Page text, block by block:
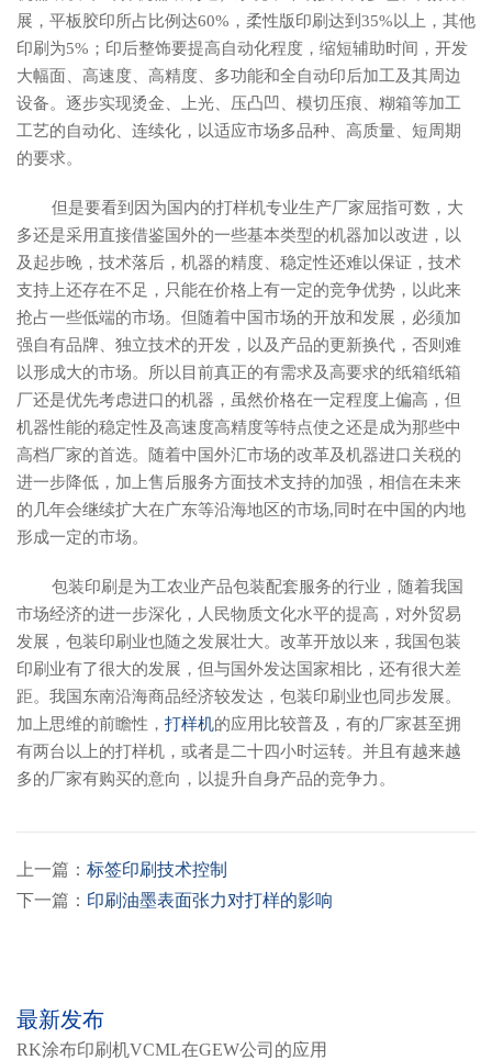
展，平板胶印所占比例达60%，柔性版印刷达到35%以上，其他
印刷为5%；印后整饰要提高自动化程度，缩短辅助时间，开发
大幅面、高速度、高精度、多功能和全自动印后加工及其周边
设备。逐步实现烫金、上光、压凸凹、模切压痕、糊箱等加工
工艺的自动化、连续化，以适应市场多品种、高质量、短周期
的要求。
但是要看到因为国内的打样机专业生产厂家屈指可数，大
多还是采用直接借鉴国外的一些基本类型的机器加以改进，以
及起步晚，技术落后，机器的精度、稳定性还难以保证，技术
支持上还存在不足，只能在价格上有一定的竞争优势，以此来
抢占一些低端的市场。但随着中国市场的开放和发展，必须加
强自有品牌、独立技术的开发，以及产品的更新换代，否则难
以形成大的市场。所以目前真正的有需求及高要求的纸箱纸箱
厂还是优先考虑进口的机器，虽然价格在一定程度上偏高，但
机器性能的稳定性及高速度高精度等特点使之还是成为那些中
高档厂家的首选。随着中国外汇市场的改革及机器进口关税的
进一步降低，加上售后服务方面技术支持的加强，相信在未来
的几年会继续扩大在广东等沿海地区的市场,同时在中国的内地
形成一定的市场。
包装印刷是为工农业产品包装配套服务的行业，随着我国
市场经济的进一步深化，人民物质文化水平的提高，对外贸易
发展，包装印刷业也随之发展壮大。改革开放以来，我国包装
印刷业有了很大的发展，但与国外发达国家相比，还有很大差
距。我国东南沿海商品经济较发达，包装印刷业也同步发展。
加上思维的前瞻性， 打样机的应用比较普及，有的厂家甚至拥
有两台以上的打样机，或者是二十四小时运转。并且有越来越
多的厂家有购买的意向，以提升自身产品的竞争力。
上一篇： 标签印刷技术控制
下一篇： 印刷油墨表面张力对打样的影响
最新发布
RK涂布印刷机VCML在GEW公司的应用